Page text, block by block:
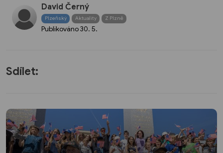
David Černý
Plzeňský Aktuality Z Plzně
Publikováno30. 5.
Sdílet: